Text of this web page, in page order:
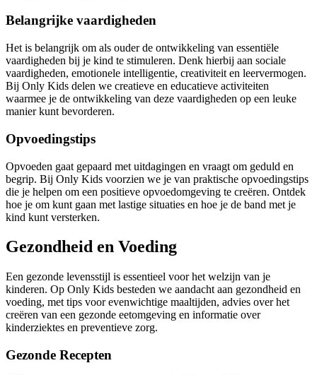
Belangrijke vaardigheden
Het is belangrijk om als ouder de ontwikkeling van essentiële
vaardigheden bij je kind te stimuleren. Denk hierbij aan sociale
vaardigheden, emotionele intelligentie, creativiteit en leervermogen.
Bij Only Kids delen we creatieve en educatieve activiteiten
waarmee je de ontwikkeling van deze vaardigheden op een leuke
manier kunt bevorderen.
Opvoedingstips
Opvoeden gaat gepaard met uitdagingen en vraagt om geduld en
begrip. Bij Only Kids voorzien we je van praktische opvoedingstips
die je helpen om een positieve opvoedomgeving te creëren. Ontdek
hoe je om kunt gaan met lastige situaties en hoe je de band met je
kind kunt versterken.
Gezondheid en Voeding
Een gezonde levensstijl is essentieel voor het welzijn van je
kinderen. Op Only Kids besteden we aandacht aan gezondheid en
voeding, met tips voor evenwichtige maaltijden, advies over het
creëren van een gezonde eetomgeving en informatie over
kinderziektes en preventieve zorg.
Gezonde Recepten